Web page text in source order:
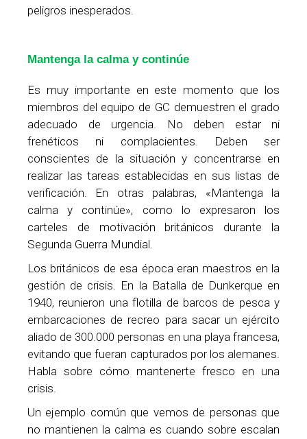
peligros inesperados.
Mantenga la calma y continúe
Es muy importante en este momento que los
miembros del equipo de GC demuestren el grado
adecuado de urgencia. No deben estar ni
frenéticos ni complacientes. Deben ser
conscientes de la situación y concentrarse en
realizar las tareas establecidas en sus listas de
verificación. En otras palabras, «Mantenga la
calma y continúe», como lo expresaron los
carteles de motivación británicos durante la
Segunda Guerra Mundial.
Los británicos de esa época eran maestros en la
gestión de crisis. En la Batalla de Dunkerque en
1940, reunieron una flotilla de barcos de pesca y
embarcaciones de recreo para sacar un ejército
aliado de 300.000 personas en una playa francesa,
evitando que fueran capturados por los alemanes.
Habla sobre cómo mantenerte fresco en una
crisis.
Un ejemplo común que vemos de personas que
no mantienen la calma es cuando sobre escalan